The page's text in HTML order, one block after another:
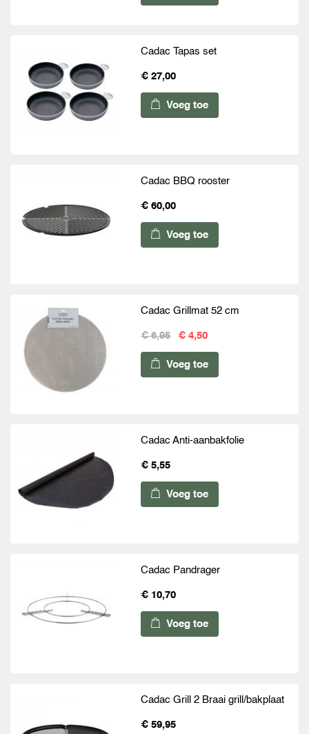
Cadac Tapas set
€ 27,00
Voeg toe
Cadac BBQ rooster
€ 60,00
Voeg toe
Cadac Grillmat 52 cm
€ 6,95 € 4,50
Voeg toe
Cadac Anti-aanbakfolie
€ 5,55
Voeg toe
Cadac Pandrager
€ 10,70
Voeg toe
Cadac Grill 2 Braai grill/bakplaat
€ 59,95